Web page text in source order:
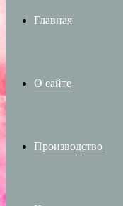
Главная
О сайте
Производство